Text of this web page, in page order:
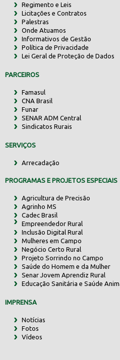
Regimento e Leis
Licitações e Contratos
Palestras
Onde Atuamos
Informativos de Gestão
Política de Privacidade
Lei Geral de Proteção de Dados
PARCEIROS
Famasul
CNA Brasil
Funar
SENAR ADM Central
Sindicatos Rurais
SERVIÇOS
Arrecadação
PROGRAMAS E PROJETOS ESPECIAIS
Agricultura de Precisão
Agrinho MS
Cadec Brasil
Empreendedor Rural
Inclusão Digital Rural
Mulheres em Campo
Negócio Certo Rural
Projeto Sorrindo no Campo
Saúde do Homem e da Mulher
Senar Jovem Aprendiz Rural
Educação Sanitária e Saúde
IMPRENSA
Notícias
Fotos
Vídeos